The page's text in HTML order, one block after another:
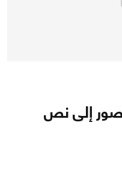
الصور إلى نص